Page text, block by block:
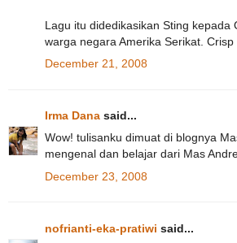
Lagu itu didedikasikan Sting
warga negara Amerika Serikat.
December 21, 2008
Irma Dana said...
Wow! tulisanku dimuat di blognya
mengenal dan belajar dari Mas
December 23, 2008
nofrianti-eka-pratiwi said...